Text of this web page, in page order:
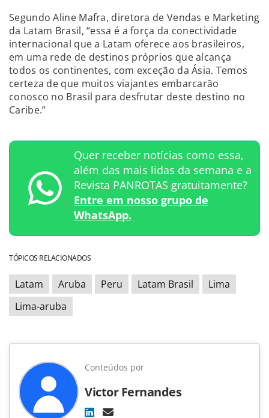
Segundo Aline Mafra, diretora de Vendas e Marketing
da Latam Brasil, “essa é a força da conectividade
internacional que a Latam oferece aos brasileiros,
em uma rede de destinos próprios que alcança
todos os continentes, com exceção da Ásia. Temos
certeza de que muitos viajantes embarcarão
conosco no Brasil para desfrutar deste destino no
Caribe.”
Quer receber notícias como essa,
além das mais lidas da semana e a
Revista PANROTAS gratuitamente?
Entre em nosso grupo de
WhatsApp.
TÓPICOS RELACIONADOS
Latam Aruba Peru Latam Brasil
Lima
Lima-aruba
Conteúdos por
Victor Fernandes